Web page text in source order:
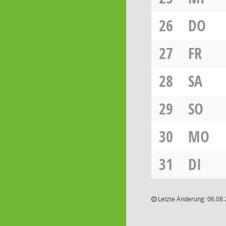
26
DO
27
FR
28
SA
29
SO
30
MO
31
DI
Letzte Änderung: